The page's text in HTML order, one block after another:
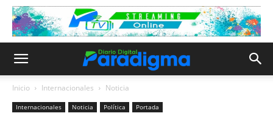
Inicio Internacionales Noticia
Internacionales Noticia Política Portada